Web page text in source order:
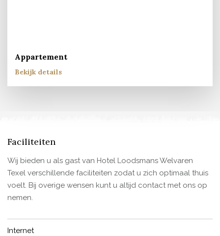
Appartement
Bekijk details
Faciliteiten
Wij bieden u als gast van Hotel Loodsmans Welvaren
Texel verschillende faciliteiten zodat u zich optimaal thuis
voelt. Bij overige wensen kunt u altijd contact met ons op
nemen.
Internet